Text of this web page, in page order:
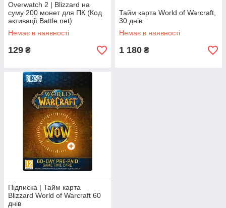
Overwatch 2 | Blizzard на
суму 200 монет для ПК (Код
активації Battle.net)
Немає в наявності
129 ₴
Тайм карта World of Warcraft,
30 днів
Немає в наявності
1 180 ₴
Підписка | Тайм карта
Blizzard World of Warcraft 60
днів